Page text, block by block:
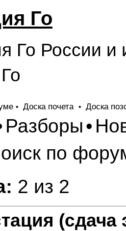
Го
Го России и
• Доска почета • Доска
Разборы•
по
2 из 2
(сдача